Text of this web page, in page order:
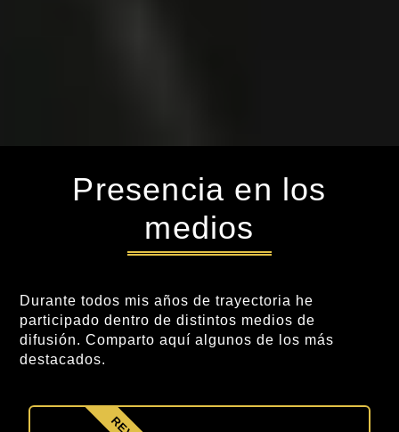
Presencia en los
medios
Durante todos mis años de trayectoria he
participado dentro de distintos medios de
difusión. Comparto aquí algunos de los más
destacados.